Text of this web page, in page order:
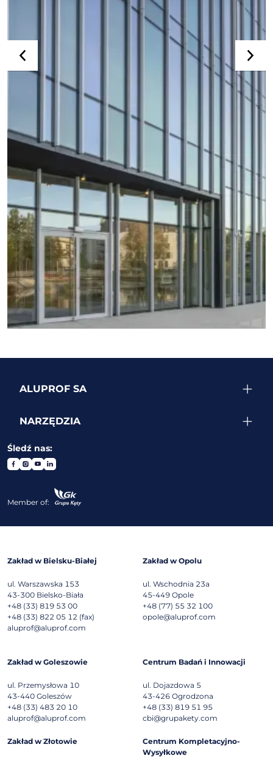
ZOBACZ WIĘCEJ REALIZACJI
ALUPROF SA
NARZĘDZIA
Śledź nas:
Member of:
Zakład w Bielsku-Białej
ul. Warszawska 153
43-300 Bielsko-Biała
+48 (33) 819 53 00
+48 (33) 822 05 12 (fax)
aluprof@aluprof.com
Zakład w Opolu
ul. Wschodnia 23a
45-449 Opole
+48 (77) 55 32 100
opole@aluprof.com
Zakład w Goleszowie
ul. Przemysłowa 10
43-440 Goleszów
+48 (33) 483 20 10
aluprof@aluprof.com
Centrum Badań i Innowacji
ul. Dojazdowa 5
43-426 Ogrodzona
+48 (33) 819 51 95
cbi@grupakety.com
Zakład w Złotowie
Centrum Kompletacyjno-
Wysyłkowe